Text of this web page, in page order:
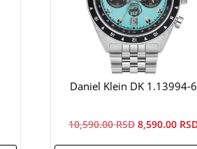
Daniel Klein DK 1.13994-6
10,590.00
Originalna
8,590.00